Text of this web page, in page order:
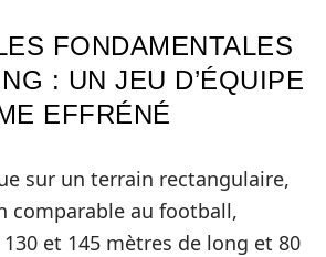
FONDAMENTALES
: UN JEU D’ÉQUIPE
EFFRÉNÉ
sur un terrain rectangulaire,
comparable au football,
et 145 mètres de long et 80